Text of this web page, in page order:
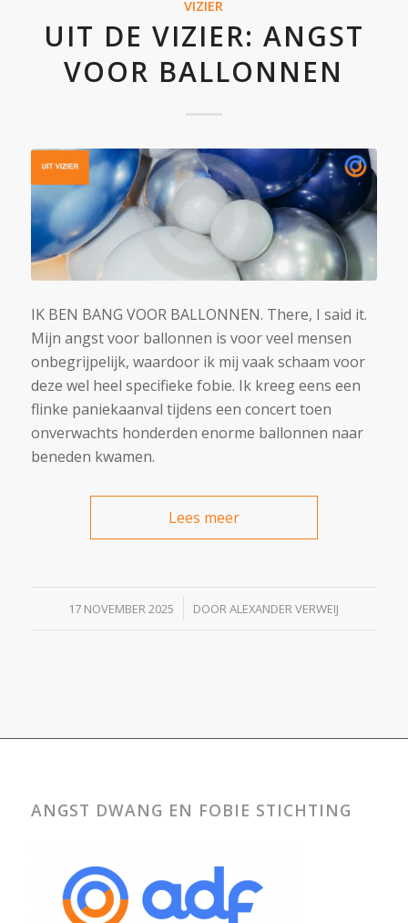
VIZIER
UIT DE VIZIER: ANGST
VOOR BALLONNEN
IK BEN BANG VOOR BALLONNEN. There, I said it.
Mijn angst voor ballonnen is voor veel mensen
onbegrijpelijk, waardoor ik mij vaak schaam voor
deze wel heel specifieke fobie. Ik kreeg eens een
flinke paniekaanval tijdens een concert toen
onverwachts honderden enorme ballonnen naar
beneden kwamen.
Lees meer
17 NOVEMBER 2025
/ DOORALEXANDER VERWEIJ
ANGST DWANG EN FOBIE STICHTING